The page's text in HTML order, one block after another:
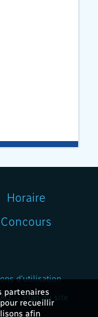
partenaires
recueillir
afin
Horaire
Concours
d'utilisation
Plan du site